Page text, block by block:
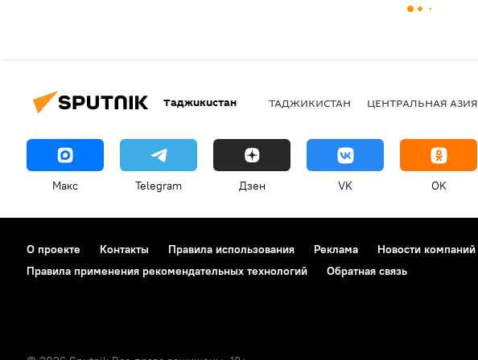
Таджикистан ТАДЖИКИСТАН ЦЕНТРАЛЬНАЯ АЗИЯ
Макс Telegram Дзен VK OK
О проекте Контакты Правила использования Реклама Новости компаний
Правила применения рекомендательных технологий
Обратная связь